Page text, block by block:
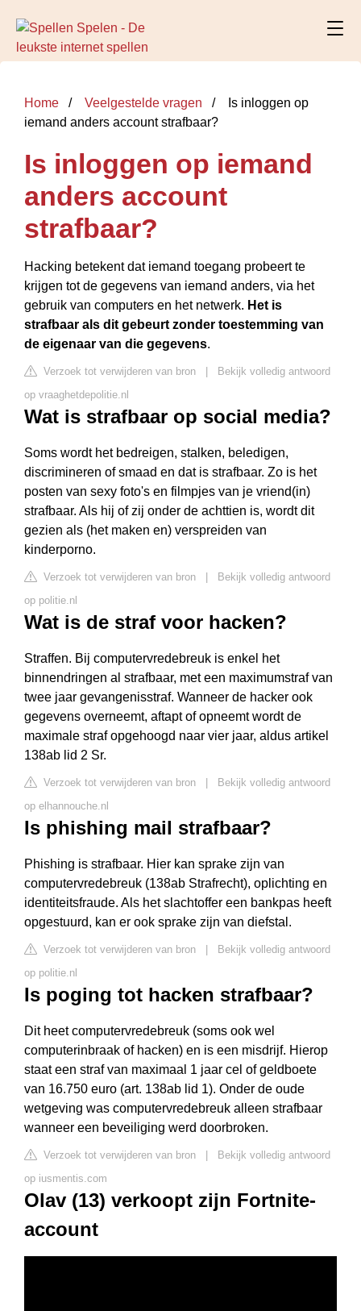
Home Veelgestelde vragen
Is inloggen op
iemand anders account strafbaar?
Is inloggen op iemand
anders account
strafbaar?
Hacking betekent dat iemand toegang probeert te
krijgen tot de gegevens van iemand anders, via het
gebruik van computers en het netwerk. Het is
strafbaar als dit gebeurt zonder toestemming van
de eigenaar van die gegevens.
Verzoek tot verwijderen van bron
Bekijk volledig antwoord
op vraaghetdepolitie.nl
Wat is strafbaar op social media?
Soms wordt het bedreigen, stalken, beledigen,
discrimineren of smaad en dat is strafbaar. Zo is het
posten van sexy foto's en filmpjes van je vriend(in)
strafbaar. Als hij of zij onder de achttien is, wordt dit
gezien als (het maken en) verspreiden van
kinderporno.
Verzoek tot verwijderen van bron
Bekijk volledig antwoord
op politie.nl
Wat is de straf voor hacken?
Straffen. Bij computervredebreuk is enkel het
binnendringen al strafbaar, met een maximumstraf van
twee jaar gevangenisstraf. Wanneer de hacker ook
gegevens overneemt, aftapt of opneemt wordt de
maximale straf opgehoogd naar vier jaar, aldus artikel
138ab lid 2 Sr.
Verzoek tot verwijderen van bron
Bekijk volledig antwoord
op elhannouche.nl
Is phishing mail strafbaar?
Phishing is strafbaar. Hier kan sprake zijn van
computervredebreuk (138ab Strafrecht), oplichting en
identiteitsfraude. Als het slachtoffer een bankpas heeft
opgestuurd, kan er ook sprake zijn van diefstal.
Verzoek tot verwijderen van bron
Bekijk volledig antwoord
op politie.nl
Is poging tot hacken strafbaar?
Dit heet computervredebreuk (soms ook wel
computerinbraak of hacken) en is een misdrijf. Hierop
staat een straf van maximaal 1 jaar cel of geldboete
van 16.750 euro (art. 138ab lid 1). Onder de oude
wetgeving was computervredebreuk alleen strafbaar
wanneer een beveiliging werd doorbroken.
Verzoek tot verwijderen van bron
Bekijk volledig antwoord
op iusmentis.com
Olav (13) verkoopt zijn Fortnite-
account